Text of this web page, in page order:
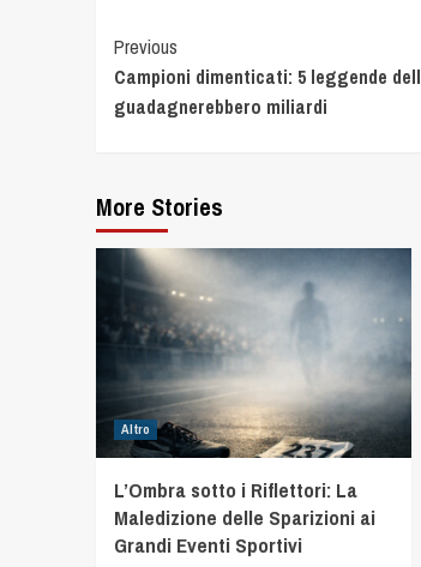
Previous
Campioni dimenticati: 5 leggende
guadagnerebbero miliardi
More Stories
Altro
L’Ombra sotto i Riflettori: La
Maledizione delle Sparizioni ai
Grandi Eventi Sportivi